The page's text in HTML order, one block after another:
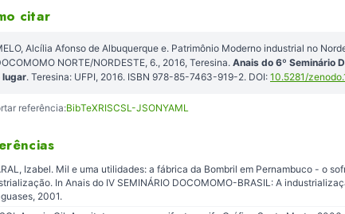
citar
Alcília Afonso de Albuquerque e. Patrimônio Moderno industrial no
NORTE/NORDESTE, 6., 2016, Teresina. Anais do 6º Seminário
lugar. Teresina: UFPI, 2016. ISBN 978-85-7463-919-2. DOI: 10.5281/
referência:BibTeXRISCSL-JSONYAML
Izabel. Mil e uma utilidades: a fábrica da Bombril em Pernambuco - o
In Anais do IV SEMINÁRIO DOCOMOMO-BRASIL: A
2001.